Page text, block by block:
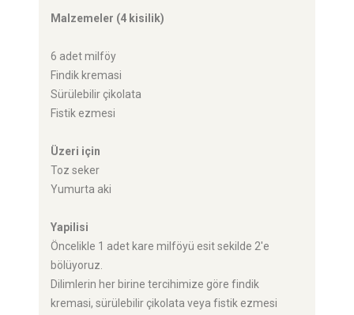
Malzemeler (4 kisilik)
6 adet milföy
Findik kremasi
Sürülebilir çikolata
Fistik ezmesi
Üzeri için
Toz seker
Yumurta aki
Yapilisi
Öncelikle 1 adet kare milföyü esit sekilde 2'e
bölüyoruz.
Dilimlerin her birine tercihimize göre findik
kremasi, sürülebilir çikolata veya fistik ezmesi